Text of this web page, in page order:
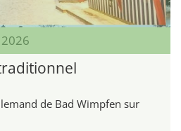
de Bad Wimpfen sur